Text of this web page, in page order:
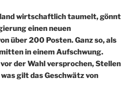
wirtschaftlich taumelt, gönnt
einen neuen
über 200 Posten. Ganz so, als
in einem Aufschwung.
der Wahl versprochen, Stellen
gilt das Geschwätz von